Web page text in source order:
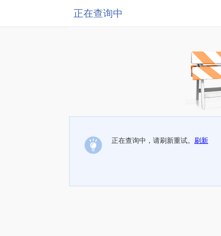
正在查询中
正在查询中，请刷新重试。 刷新